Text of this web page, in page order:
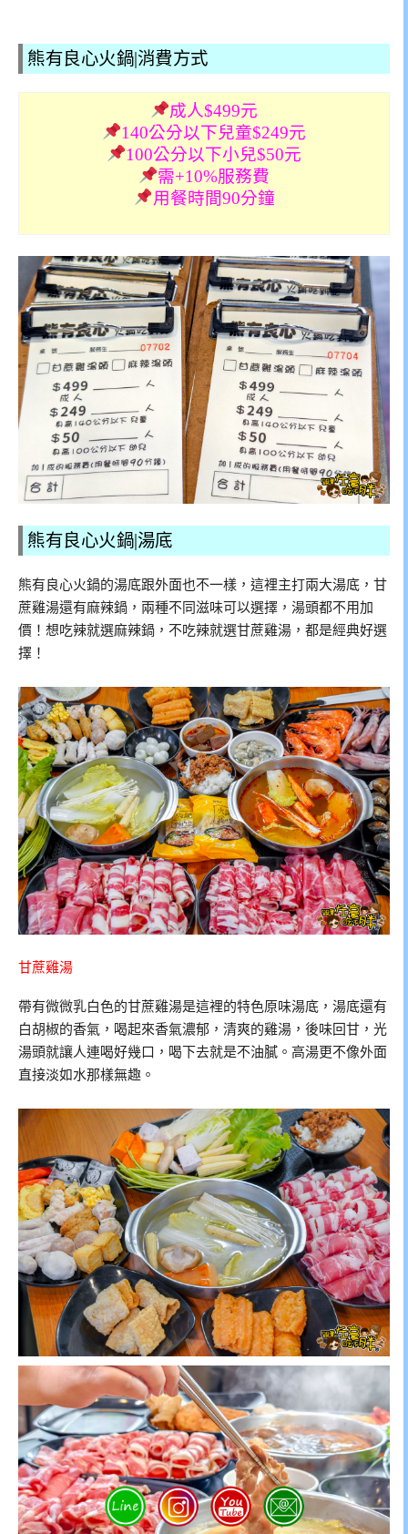
熊有良心火鍋|消費方式
成人$499元
140公分以下兒童$249元
100公分以下小兒$50元
需+10%服務費
用餐時間90分鐘
熊有良心火鍋|湯底
熊有良心火鍋的湯底跟外面也不一樣，這裡主打兩大湯底，甘
蔗雞湯還有麻辣鍋，兩種不同滋味可以選擇，湯頭都不用加
價！想吃辣就選麻辣鍋，不吃辣就選甘蔗雞湯，都是經典好選
擇！
甘蔗雞湯
帶有微微乳白色的甘蔗雞湯是這裡的特色原味湯底，湯底還有
白胡椒的香氣，喝起來香氣濃郁，清爽的雞湯，後味回甘，光
湯頭就讓人連喝好幾口，喝下去就是不油膩。高湯更不像外面
直接淡如水那樣無趣。